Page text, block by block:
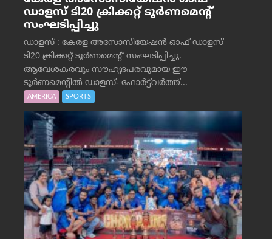
ഡാളസ് ടി20 ക്രിക്കറ്റ് ടൂർണമെന്റ്
സംഘടിപ്പിച്ചു
ഡാളസ് : കേരള അസോസിയേഷൻ ഓഫ് ഡാളസ്
ടി20 ക്രിക്കറ്റ് ടൂർണമെന്റ് സംഘടിപ്പിച്ചു.
ആവേശകരവും സൗഹൃദപരവുമായ ഈ
ടൂർണമെന്റിൽ ഡാളസ്- ഫോർട്ട്‌വര്‍ത്ത്...
AMERICA SPORTS